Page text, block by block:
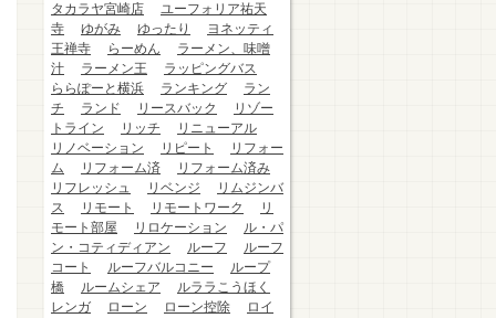
タカラヤ宮崎店
ユーフォリア祐天
寺
ゆがみ ゆったり
ヨネッティ
王禅寺
らーめん
ラーメン、味噌
汁
ラーメン王
ラッピングバス
ららぽーと横浜
ランキング
ラン
チ
ランド リースバック
リゾー
トライン
リッチ
リニューアル
リノベーション
リピート
リフォー
ム
リフォーム済
リフォーム済み
リフレッシュ
リベンジ
リムジンバ
ス
リモート リモートワーク
リ
モート部屋
リロケーション
ル・パ
ン・コティディアン
ルーフ
ルーフ
コート
ルーフバルコニー
ループ
橋
ルームシェア
ルララこうほく
レンガ
ローン ローン控除
ロイ